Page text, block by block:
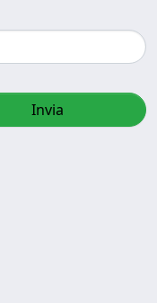
Invia